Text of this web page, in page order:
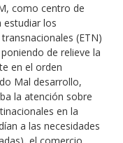
como centro de
estudiar los
(ETN)
de relieve la
en el orden
Mal desarrollo,
la atención sobre
en la
a las necesidades
el comercio